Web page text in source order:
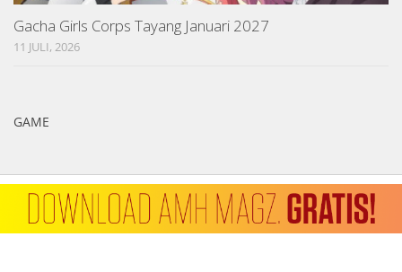
Gacha Girls Corps Tayang Januari 2027
11 JULI, 2026
GAME